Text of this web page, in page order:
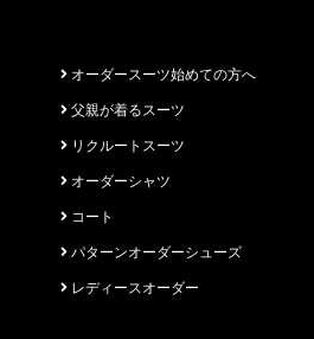
オーダースーツ始めての方へ
父親が着るスーツ
リクルートスーツ
オーダーシャツ
コート
パターンオーダーシューズ
レディースオーダー